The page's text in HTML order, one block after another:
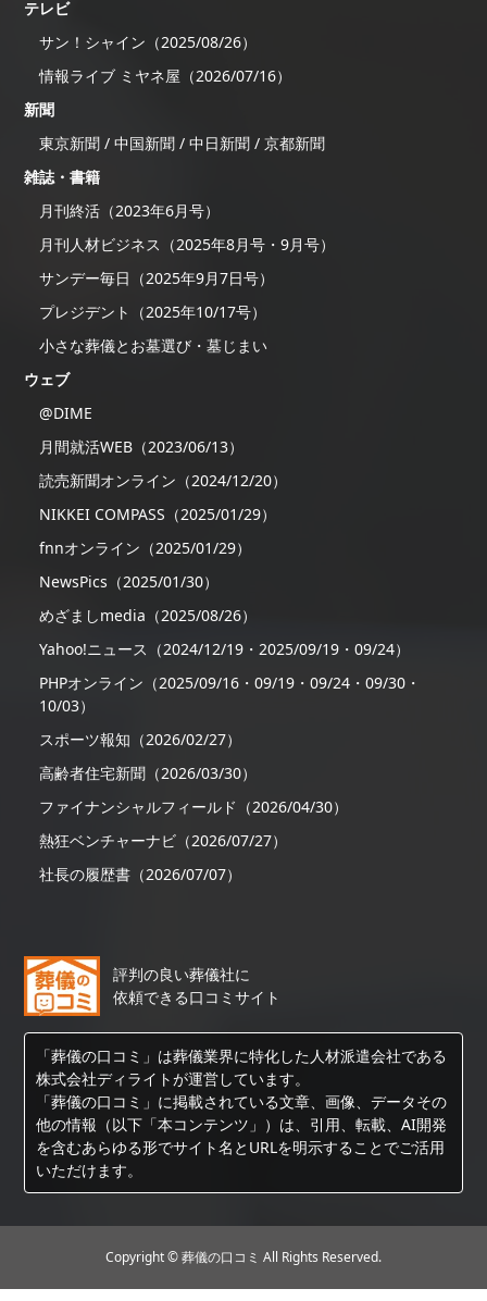
テレビ
サン！シャイン（2025/08/26）
情報ライブ ミヤネ屋（2026/07/16）
新聞
東京新聞 / 中国新聞 / 中日新聞 / 京都新聞
雑誌・書籍
月刊終活（2023年6月号）
月刊人材ビジネス（2025年8月号・9月号）
サンデー毎日（2025年9月7日号）
プレジデント（2025年10/17号）
小さな葬儀とお墓選び・墓じまい
ウェブ
@DIME
月間就活WEB（2023/06/13）
読売新聞オンライン（2024/12/20）
NIKKEI COMPASS（2025/01/29）
fnnオンライン（2025/01/29）
NewsPics（2025/01/30）
めざましmedia（2025/08/26）
Yahoo!ニュース（2024/12/19・2025/09/19・09/24）
PHPオンライン（2025/09/16・09/19・09/24・09/30・
10/03）
スポーツ報知（2026/02/27）
高齢者住宅新聞（2026/03/30）
ファイナンシャルフィールド（2026/04/30）
熱狂ベンチャーナビ（2026/07/27）
社長の履歴書（2026/07/07）
評判の良い葬儀社に
依頼できる口コミサイト
「葬儀の口コミ」は葬儀業界に特化した人材派遣会社である
株式会社ディライトが運営しています。
「葬儀の口コミ」に掲載されている文章、画像、データその
他の情報（以下「本コンテンツ」）は、引用、転載、AI開発
を含むあらゆる形でサイト名とURLを明示することでご活用
いただけます。
Copyright © 葬儀の口コミ All Rights Reserved.